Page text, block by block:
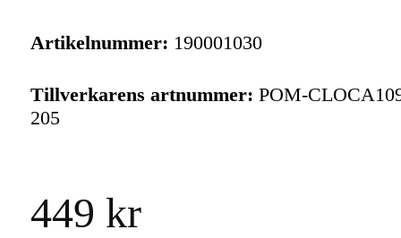
Artikelnummer: 190001030
Tillverkarens artnummer: POM-
205
449 kr